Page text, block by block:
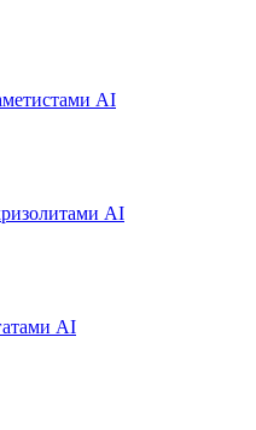
AI
AI
AI